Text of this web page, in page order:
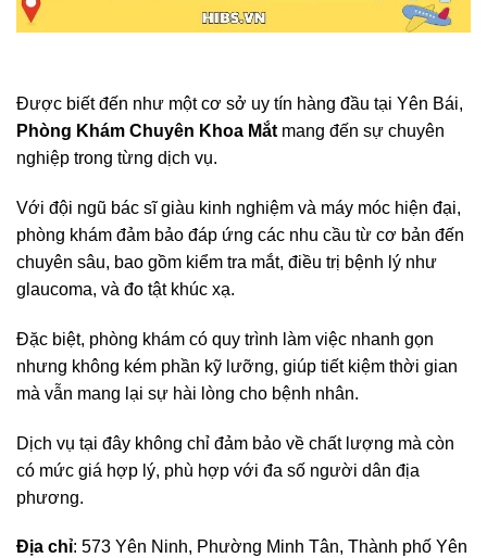
Được biết đến như một cơ sở uy tín hàng đầu tại Yên Bái,
Phòng Khám Chuyên Khoa Mắt mang đến sự chuyên
nghiệp trong từng dịch vụ.
Với đội ngũ bác sĩ giàu kinh nghiệm và máy móc hiện đại,
phòng khám đảm bảo đáp ứng các nhu cầu từ cơ bản đến
chuyên sâu, bao gồm kiểm tra mắt, điều trị bệnh lý như
glaucoma, và đo tật khúc xạ.
Đặc biệt, phòng khám có quy trình làm việc nhanh gọn
nhưng không kém phần kỹ lưỡng, giúp tiết kiệm thời gian
mà vẫn mang lại sự hài lòng cho bệnh nhân.
Dịch vụ tại đây không chỉ đảm bảo về chất lượng mà còn
có mức giá hợp lý, phù hợp với đa số người dân địa
phương.
Địa chỉ: 573 Yên Ninh, Phường Minh Tân, Thành phố Yên